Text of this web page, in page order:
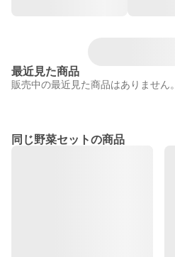
最近見た商品
販売中の最近見た商品はありません。
同じ野菜セットの商品